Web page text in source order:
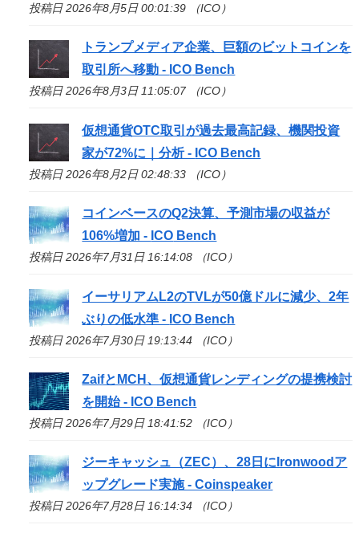
投稿日 2026年8月5日 00:01:39 （ICO）
トランプメディア企業、巨額のビットコインを
取引所へ移動 - ICO Bench
投稿日 2026年8月3日 11:05:07 （ICO）
仮想通貨OTC取引が過去最高記録、機関投資
家が72%に｜分析 - ICO Bench
投稿日 2026年8月2日 02:48:33 （ICO）
コインベースのQ2決算、予測市場の収益が
106%増加 - ICO Bench
投稿日 2026年7月31日 16:14:08 （ICO）
イーサリアムL2のTVLが50億ドルに減少、2年
ぶりの低水準 - ICO Bench
投稿日 2026年7月30日 19:13:44 （ICO）
ZaifとMCH、仮想通貨レンディングの提携検討
を開始 - ICO Bench
投稿日 2026年7月29日 18:41:52 （ICO）
ジーキャッシュ（ZEC）、28日にIronwoodア
ップグレード実施 - Coinspeaker
投稿日 2026年7月28日 16:14:34 （ICO）